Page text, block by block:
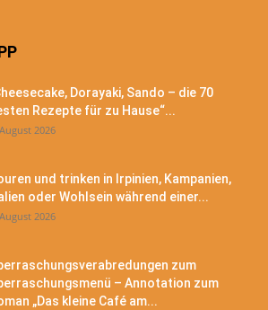
Dorayaki, Sando – die 70
Rezepte für zu Hause“...
2026
und trinken in Irpinien, Kampanien,
oder Wohlsein während einer...
2026
zum
– Annotation zum
„Das kleine Café am...